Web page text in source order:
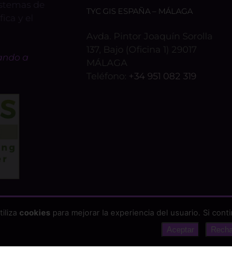
a
TYC GIS ESPAÑA – MÁLAGA
Avda. Pintor Joaquín Sorolla
137, Bajo (Oficina 1) 29017
MÁLAGA
Teléfono: +34 951 082 319
Soluciones Integrales SL | Todos los derechos reservados |
cookies para mejorar la experiencia del usuario. Si
Aceptar